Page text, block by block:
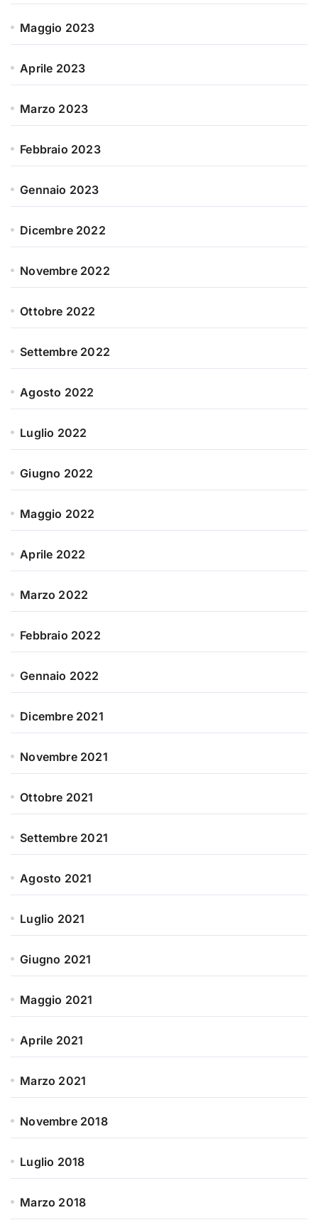
Maggio 2023
Aprile 2023
Marzo 2023
Febbraio 2023
Gennaio 2023
Dicembre 2022
Novembre 2022
Ottobre 2022
Settembre 2022
Agosto 2022
Luglio 2022
Giugno 2022
Maggio 2022
Aprile 2022
Marzo 2022
Febbraio 2022
Gennaio 2022
Dicembre 2021
Novembre 2021
Ottobre 2021
Settembre 2021
Agosto 2021
Luglio 2021
Giugno 2021
Maggio 2021
Aprile 2021
Marzo 2021
Novembre 2018
Luglio 2018
Marzo 2018